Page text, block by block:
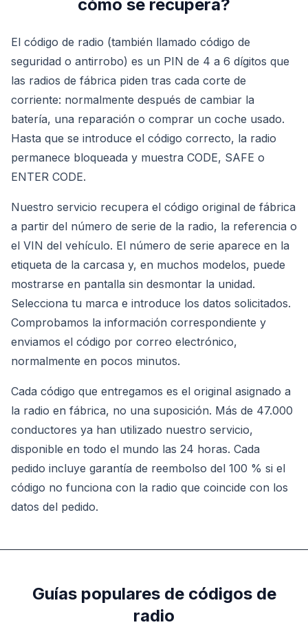
cómo se recupera?
El código de radio (también llamado código de
seguridad o antirrobo) es un PIN de 4 a 6 dígitos que
las radios de fábrica piden tras cada corte de
corriente: normalmente después de cambiar la
batería, una reparación o comprar un coche usado.
Hasta que se introduce el código correcto, la radio
permanece bloqueada y muestra CODE, SAFE o
ENTER CODE.
Nuestro servicio recupera el código original de fábrica
a partir del número de serie de la radio, la referencia o
el VIN del vehículo. El número de serie aparece en la
etiqueta de la carcasa y, en muchos modelos, puede
mostrarse en pantalla sin desmontar la unidad.
Selecciona tu marca e introduce los datos solicitados.
Comprobamos la información correspondiente y
enviamos el código por correo electrónico,
normalmente en pocos minutos.
Cada código que entregamos es el original asignado a
la radio en fábrica, no una suposición. Más de 47.000
conductores ya han utilizado nuestro servicio,
disponible en todo el mundo las 24 horas. Cada
pedido incluye garantía de reembolso del 100 % si el
código no funciona con la radio que coincide con los
datos del pedido.
Guías populares de códigos de
radio